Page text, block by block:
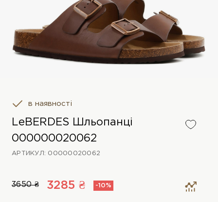
в наявності
LeBERDES Шльопанці
000000020062
АРТИКУЛ: 00000020062
3650 ₴ 3285 ₴ -10%